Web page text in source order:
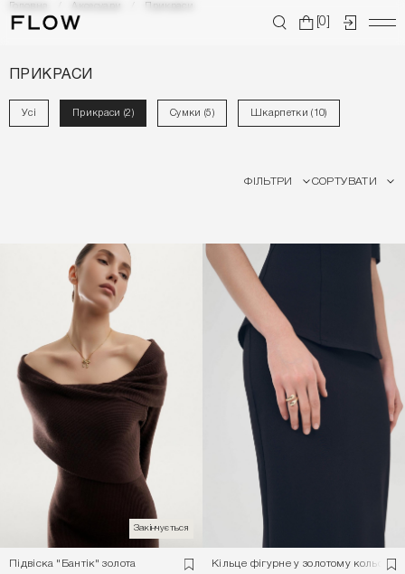
[0]
Головна Прикраси
ПРИКРАСИ
Усі Прикраси (2) Сумки (5) Шкарпетки (10)
ФІЛЬТРИ СОРТУВАТИ
Закінчується
Підвіска "Бантік" золота
Кільце фігурне у золотому кольорі